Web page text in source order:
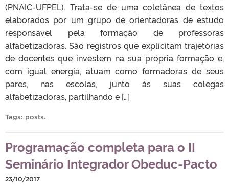
(PNAIC-UFPEL). Trata-se de uma coletânea de textos
elaborados por um grupo de orientadoras de estudo
responsável pela formação de professoras
alfabetizadoras. São registros que explicitam trajetórias
de docentes que investem na sua própria formação e,
com igual energia, atuam como formadoras de seus
pares, nas escolas, junto às suas colegas
alfabetizadoras, partilhando e […]
Tags: posts.
Programação completa para o II
Seminário Integrador Obeduc-Pacto
23/10/2017